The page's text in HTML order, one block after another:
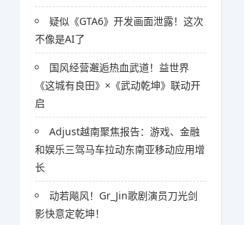
疑似《GTA6》开发画面泄露！这次
不像是AI了
国风经营邂逅热血武道！益世界
《这城有良田》×《武动乾坤》联动开
启
Adjust越南聚焦报告：游戏、金融
和娱乐三驾马车拉动东南亚移动应用增
长
​​动若飚风！Gr_Jin歌剧演员刀光剑
影快意定乾坤！